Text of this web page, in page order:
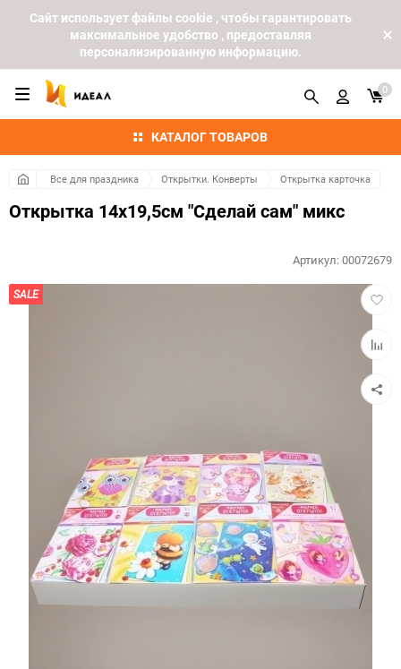
Cайт использует файлы cookie , чтобы гарантировать
максимальное удобство , предоставляя
персонализированную информацию.
КАТАЛОГ ТОВАРОВ
0
Все для праздника Открытки. Конверты Открытка карточка
Открытка 14х19,5см "Сделай сам" микс
SALE
в
к
Артикул:00072679